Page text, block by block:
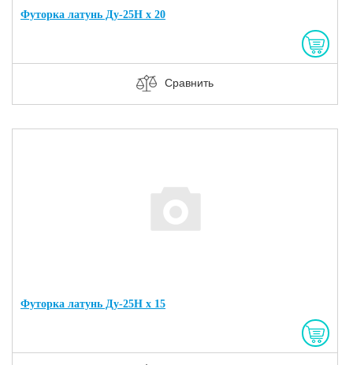
Футорка латунь Ду-25Н х 20
Сравнить
Футорка латунь Ду-25Н х 15